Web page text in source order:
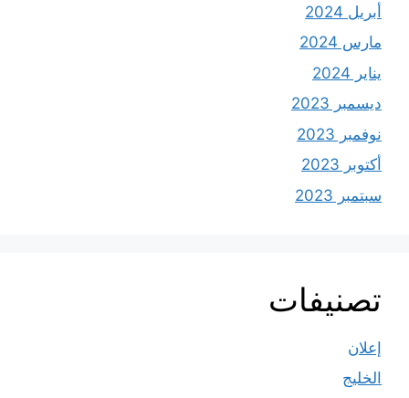
أبريل 2024
مارس 2024
يناير 2024
ديسمبر 2023
نوفمبر 2023
أكتوبر 2023
سبتمبر 2023
تصنيفات
إعلان
الخليج